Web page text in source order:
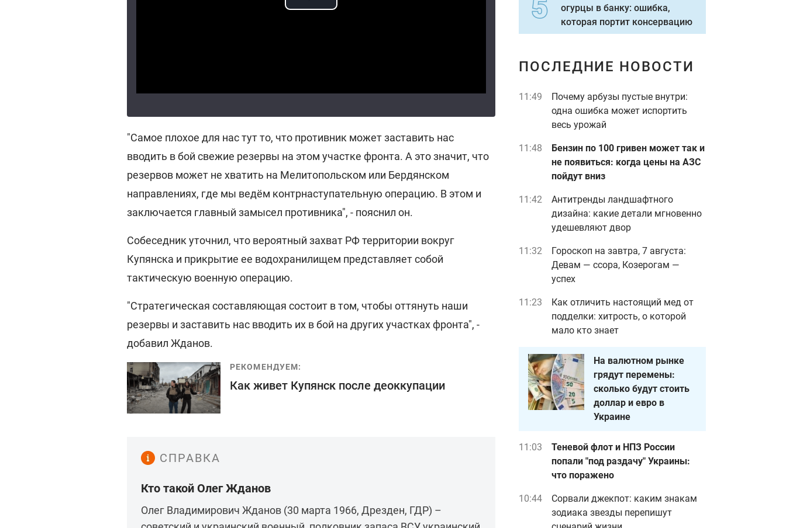
"Самое плохое для нас тут то, что противник может заставить нас
вводить в бой свежие резервы на этом участке фронта. А это значит, что
резервов может не хватить на Мелитопольском или Бердянском
направлениях, где мы ведём контрнаступательную операцию. В этом и
заключается главный замысел противника", - пояснил он.
Собеседник уточнил, что вероятный захват РФ территории вокруг
Купянска и прикрытие ее водохранилищем представляет собой
тактическую военную операцию.
"Стратегическая составляющая состоит в том, чтобы оттянуть наши
резервы и заставить нас вводить их в бой на других участках фронта", -
добавил Жданов.
РЕКОМЕНДУЕМ:
Как живет Купянск после деоккупации
СПРАВКА
Кто такой Олег Жданов
Олег Владимирович Жданов (30 марта 1966, Дрезден, ГДР) –
огурцы в банку: ошибка,
которая портит консервацию
ПОСЛЕДНИЕ НОВОСТИ
11:49
Почему арбузы пустые внутри:
одна ошибка может испортить
весь урожай
11:48
Бензин по 100 гривен может так и
не появиться: когда цены на АЗС
пойдут вниз
11:42
Антитренды ландшафтного
дизайна: какие детали мгновенно
удешевляют двор
11:32
Гороскоп на завтра, 7 августа:
Девам — ссора, Козерогам —
успех
11:23
Как отличить настоящий мед от
подделки: хитрость, о которой
мало кто знает
На валютном рынке
грядут перемены:
сколько будут стоить
доллар и евро в
Украине
11:03
Теневой флот и НПЗ России
попали "под раздачу" Украины:
что поражено
10:44
Сорвали джекпот: каким знакам
зодиака звезды перепишут